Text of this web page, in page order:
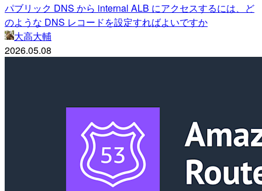
パブリック DNS から internal ALB にアクセスするには、ど
のような DNS レコードを設定すればよいですか
大高大輔
2026.05.08